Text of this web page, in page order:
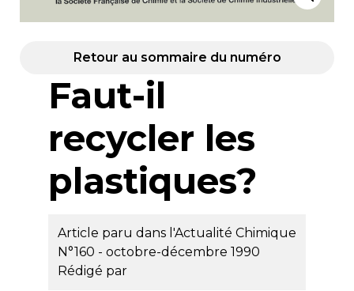
Retour au sommaire du numéro
Faut-il
recycler les
plastiques?
Article paru dans l'Actualité Chimique
N°160 - octobre-décembre 1990
Rédigé par